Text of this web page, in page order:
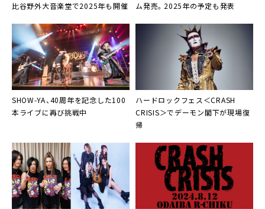
比谷野外大音楽堂で2025年も開催
ム発売。2025年の予定も発表
SHOW-YA、40周年を記念した100
本ライブに再び挑戦中
ハードロックフェス＜CRASH
CRISIS＞でデーモン閣下が現場復
帰